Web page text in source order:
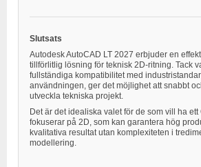
Slutsats
Autodesk AutoCAD LT 2027 erbjuder en
tillförlitlig lösning för teknisk 2D-ritning. Tack
fullständiga kompatibilitet med
användningen, ger det möjlighet att snabbt
utveckla tekniska projekt.
Det är det idealiska valet för de som vill ha
fokuserar på 2D, som kan garantera hög
kvalitativa resultat utan komplexiteten i
modellering.